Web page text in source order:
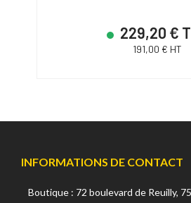
229,20 €
191,00 € HT
INFORMATIONS DE CONTACT
Boutique : 72 boulevard de Reuilly,